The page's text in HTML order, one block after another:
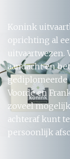
Konink
oprichting al
uitvaartwezen.
aandacht en
gediplomeerde
Voorde en
zoveel
achteraf kunt
persoonlijk